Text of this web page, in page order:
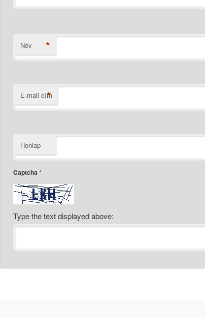
Név *
E-mail cím
*
Honlap
Captcha*
Type the text displayed above: